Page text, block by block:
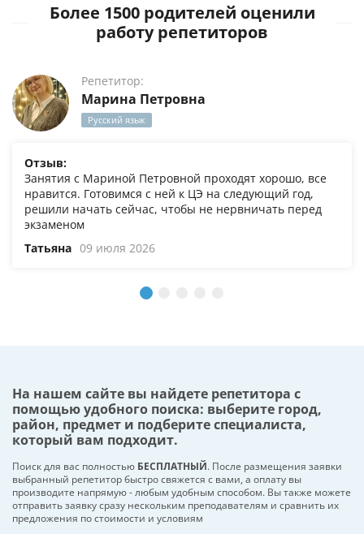
Более 1500 родителей оценили
работу репетиторов
Репетитор:
Марина Петровна
Русский язык
Отзыв:
Занятия с Мариной Петровной проходят хорошо, все
нравится. Готовимся с ней к ЦЭ на следующий год,
решили начать сейчас, чтобы не нервничать перед
экзаменом
Татьяна 09 июля 2026
На нашем сайте вы найдете репетитора с
помощью удобного поиска: выберите город,
район, предмет и подберите специалиста,
который вам подходит.
Поиск для вас полностью БЕСПЛАТНЫЙ. После размещения заявки
выбранный репетитор быстро свяжется с вами, а оплату вы
производите напрямую - любым удобным способом. Вы также можете
отправить заявку сразу нескольким преподавателям и сравнить их
предложения по стоимости и условиям